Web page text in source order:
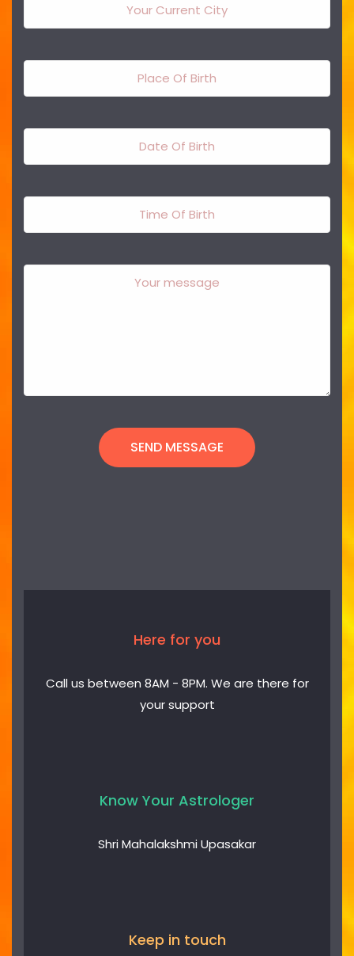
SEND MESSAGE
Here for you
Call us between 8AM - 8PM. We are there for
your support​
Know Your Astrologer
Shri Mahalakshmi Upasakar
Keep in touch